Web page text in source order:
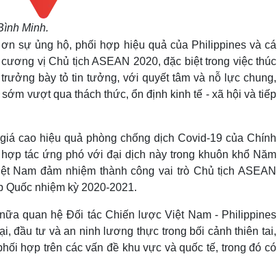
Minh.
sự ủng hộ, phối hợp hiệu quả của Philippines và cá
vị Chủ tịch ASEAN 2020, đặc biệt trong việc thúc
bày tỏ tin tưởng, với quyết tâm và nỗ lực chung,
vượt qua thách thức, ổn định kinh tế - xã hội và tiếp
cao hiệu quả phòng chống dịch Covid-19 của Chính
tác ứng phó với đại dịch này trong khuôn khổ Năm
Nam đảm nhiệm thành công vai trò Chủ tịch ASEAN
nhiệm kỳ 2020-2021.
quan hệ Đối tác Chiến lược Việt Nam - Philippines
đầu tư và an ninh lương thực trong bối cảnh thiên tai,
hợp trên các vấn đề khu vực và quốc tế, trong đó có